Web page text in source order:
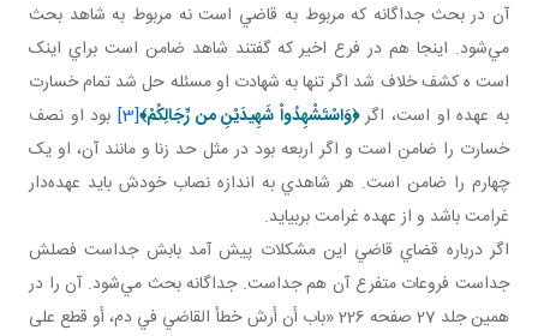
آن در بحث جداگانه که مربوط به قاضي است نه مربوط به شاهد بحث
مي‌شود. اينجا هم در فرع اخير که گفتند شاهد ضامن است براي اينک
است ه کشف خلاف شد اگر تنها به شهادت او مسئله حل شد تمام خسارت
به عهده او است، اگر﴿وَاسْتَشْهِدُواْ شَهِيدَيْنِ من رِّجَالِكُمْ﴾[3]
بود او نصف
خسارت را ضامن است و اگر اربعه بود در مثل حد زنا و مانند آن، او يک
چهارم را ضامن است. هر شاهدي به اندازه نصاب خودش بايد عهده‌دار
غرامت باشد و از عهده غرامت بربيايد.
اگر درباره قضاي قاضي اين مشکلات پيش آمد بابش جداست فصلش
جداست فروعات متفرع آن هم جداست. جداگانه بحث مي‌شود. آن را در
همين جلد 27 صفحه 226 «باب أن أرش خطأ القاضي في دم، أو قطع على